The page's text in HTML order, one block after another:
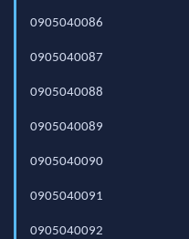
0905040086
0905040087
0905040088
0905040089
0905040090
0905040091
0905040092